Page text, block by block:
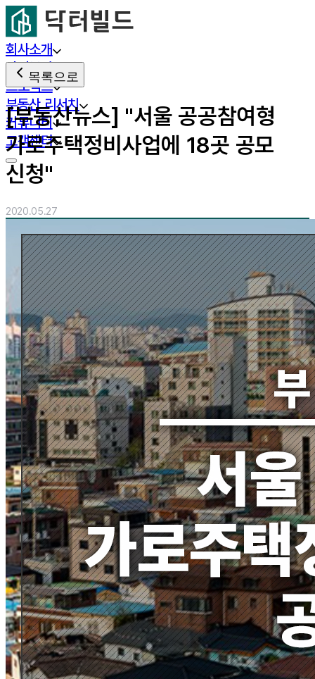
회사소개
사업분야
프로젝트
부동산 리서치
커뮤니티
고객센터
목록으로
[부동산뉴스] "서울 공공참여형
가로주택정비사업에 18곳 공모
신청"
2020.05.27